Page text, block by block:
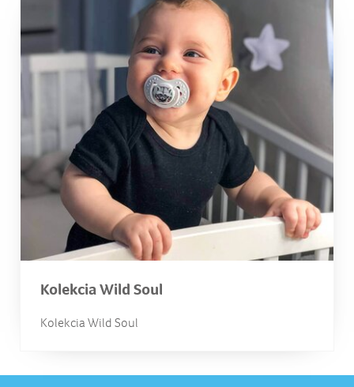
Kolekcia Wild Soul
Kolekcia Wild Soul